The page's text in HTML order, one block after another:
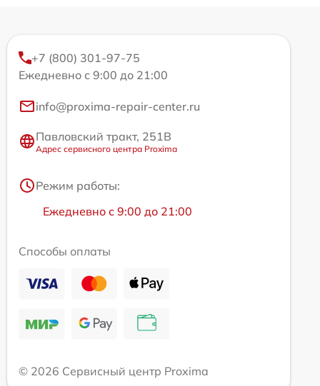
+7 (800) 301-97-75
Ежедневно с 9:00 до 21:00
info@proxima-repair-center.ru
Павловский тракт, 251В
Адрес сервисного центра Proxima
Режим работы:
Ежедневно с 9:00 до 21:00
Способы оплаты
© 2026 Сервисный центр Proxima